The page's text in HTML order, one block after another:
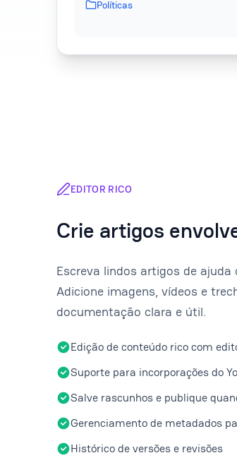
Políticas
EDITOR RICO
Crie artigos
Escreva lindos artigos de
Adicione imagens, vídeos e
documentação clara e útil.
Edição de conteúdo rico com
Suporte para incorporações do
Salve rascunhos e publique
Gerenciamento de metadados
Histórico de versões e revisões